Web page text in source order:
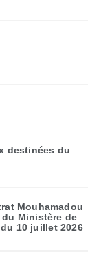
destinées du
Mouhamadou
du Ministère de
10 juillet 2026